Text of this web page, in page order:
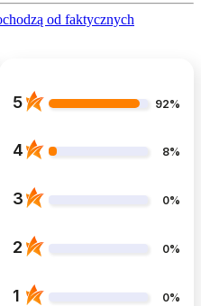
od faktycznych
5 92%
4 8%
3 0%
2 0%
1 0%